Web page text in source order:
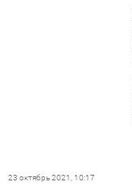
23 октябрь 2021, 10:17